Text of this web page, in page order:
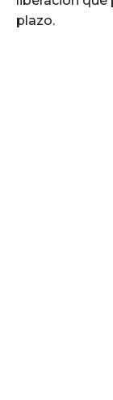
plazo.